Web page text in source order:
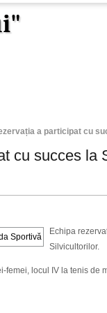
a participat cu
cu succes la
Echipa
Silvicultorilor.
femei, locul IV la tenis de